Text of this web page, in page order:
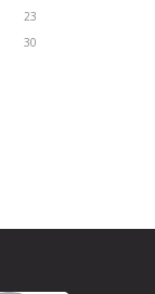
23
30